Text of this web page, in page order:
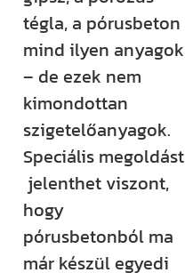
tégla, a pórusbeton
mind ilyen anyagok
– de ezek nem
kimondottan
szigetelőanyagok.
Speciális megoldást
jelenthet viszont,
hogy
pórusbetonból ma
már készül egyedi